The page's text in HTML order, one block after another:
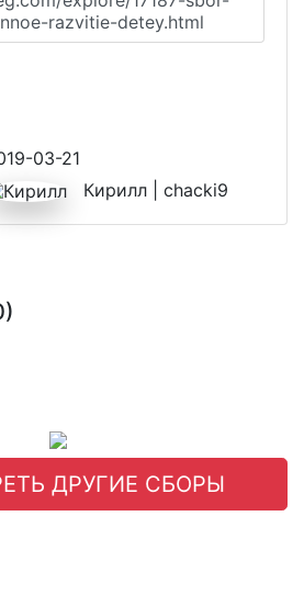
razvitie-detey.html
03-21
Кирилл | chacki9
ДРУГИЕ СБОРЫ